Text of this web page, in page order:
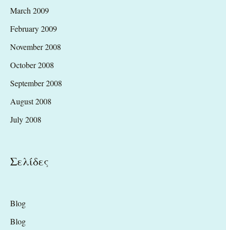
March 2009
February 2009
November 2008
October 2008
September 2008
August 2008
July 2008
Σελίδες
Blog
Blog